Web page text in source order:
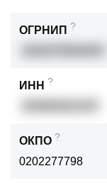
ОГРНИП ?
ИНН ?
ОКПО ?
0202277798